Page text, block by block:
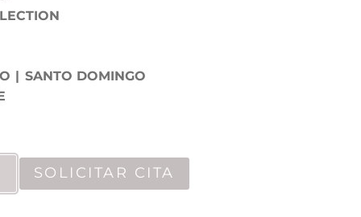
SANTO DOMINGO
SOLICITAR CITA